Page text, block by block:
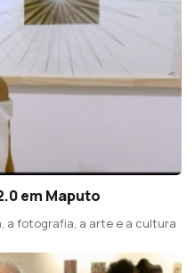
em Maputo
a fotografia, a arte e a cultura